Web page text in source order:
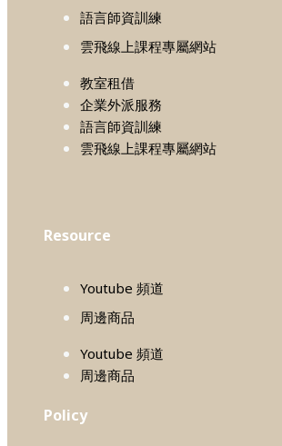
語言師資訓練
雲飛線上課程專屬網站
教室租借
企業外派服務
語言師資訓練
雲飛線上課程專屬網站
Resource
Youtube 頻道
周邊商品
Youtube 頻道
周邊商品
Policy